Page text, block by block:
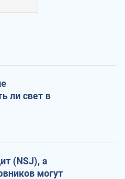
ли свет в
(NSJ), а
могут